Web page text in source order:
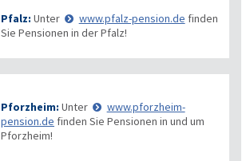
Pfalz: Unter www.pfalz-pension.de finden
Sie Pensionen in der Pfalz!
Pforzheim: Unter
www.pforzheim-
pension.de finden Sie Pensionen in und um
Pforzheim!